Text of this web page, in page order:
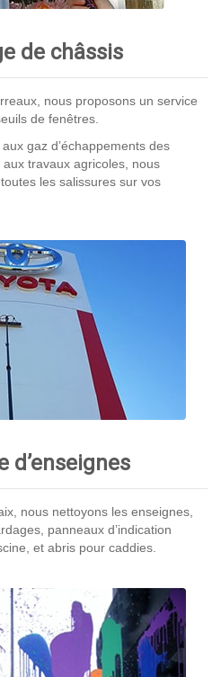
de châssis
nous proposons un service
de fenêtres.
gaz d’échappements des
travaux agricoles, nous
les salissures sur vos
d’enseignes
nous nettoyons les enseignes,
panneaux d’indication
et abris pour caddies.